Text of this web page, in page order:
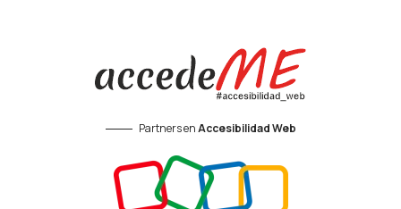
Partners enAccesibilidad Web